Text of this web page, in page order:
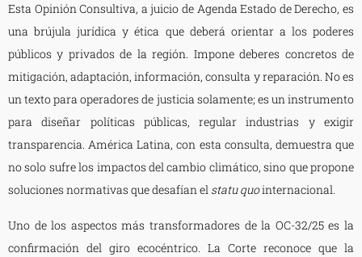
Esta Opinión Consultiva, a juicio de Agenda Estado de Derecho, es
una brújula jurídica y ética que deberá orientar a los poderes
públicos y privados de la región. Impone deberes concretos de
mitigación, adaptación, información, consulta y reparación. No es
un texto para operadores de justicia solamente; es un instrumento
para diseñar políticas públicas, regular industrias y exigir
transparencia. América Latina, con esta consulta, demuestra que
no solo sufre los impactos del cambio climático, sino que propone
soluciones normativas que desafían el statu quointernacional.
Uno de los aspectos más transformadores de la OC-32/25 es la
confirmación del giro ecocéntrico. La Corte reconoce que la